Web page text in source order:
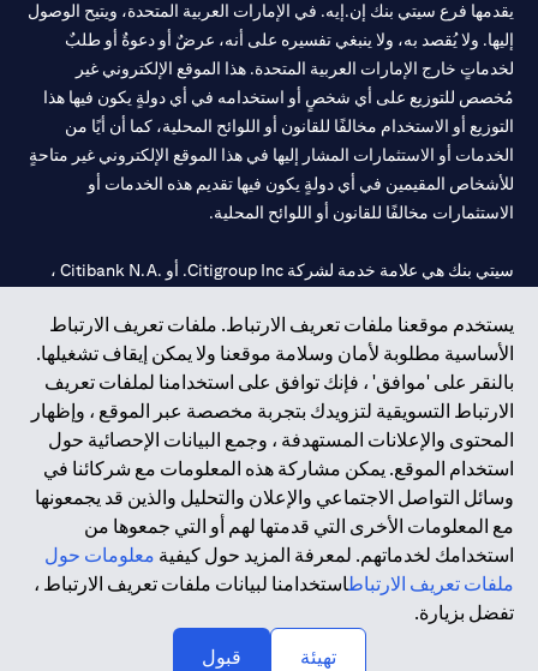
يستخدم موقعنا ملفات تعريف الارتباط. ملفات تعريف الارتباط
الأساسية مطلوبة لأمان وسلامة موقعنا ولا يمكن إيقاف تشغيلها.
بالنقر على 'موافق' ، فإنك توافق على استخدامنا لملفات تعريف
الارتباط التسويقية لتزويدك بتجربة مخصصة عبر الموقع ، وإظهار
المحتوى والإعلانات المستهدفة ، وجمع البيانات الإحصائية حول
استخدام الموقع. يمكن مشاركة هذه المعلومات مع شركائنا في
وسائل التواصل الاجتماعي والإعلان والتحليل والذين قد يجمعونها
مع المعلومات الأخرى التي قدمتها لهم أو التي جمعوها من
استخدامك لخدماتهم. لمعرفة المزيد حول كيفية معلومات حول
ملفات تعريف الارتباطاستخدامنا لبيانات ملفات تعريف الارتباط ،
تفضل بزيارة.
تهيئة
قبول
يقدمها فرع سيتي بنك إن.إيه. في الإمارات العربية المتحدة، ويتيح الوصول
إليها. ولا يُقصد به، ولا ينبغي تفسيره على أنه، عرضٌ أو دعوةٌ أو طلبٌ
لخدماتٍ خارج الإمارات العربية المتحدة. هذا الموقع الإلكتروني غير
مُخصص للتوزيع على أي شخصٍ أو استخدامه في أي دولةٍ يكون فيها هذا
التوزيع أو الاستخدام مخالفًا للقانون أو اللوائح المحلية، كما أن أيًا من
الخدمات أو الاستثمارات المشار إليها في هذا الموقع الإلكتروني غير متاحةٍ
للأشخاص المقيمين في أي دولةٍ يكون فيها تقديم هذه الخدمات أو
الاستثمارات مخالفًا للقانون أو اللوائح المحلية.
سيتي بنك هي علامة خدمة لشركة Citigroup Inc. أو .Citibank N.A ،
سيتي بنك إن. إيه. الإمارات مسجل لدى مصرف الإمارات المركزي تحت
أرقام التراخيص 202563 لفرع الوصل في دبي، 531989 لفرع مول
الإمارات في دبي، وCN-1002019لفرع أبوظبي. هاتف: 4000 311 04.
فرع سيتي بنك إن إيه - الإمارات العربية المتحدة مرخص من مصرف
الإمارات العربية المتحدة المركزي كفرع لبنك أجنبي.
سيتي بنك إن إيه الإمارات العربية المتحدة مرخص من هيئة الأوراق المالية
والسلع في الإمارات العربية المتحدة ("SCA") للقيام بالنشاط المالي لـ أ)
الاستشارات المالية والتعريف والترويج بموجب ترخيص رقم
20200000097 ب) وسيط تداول في الأسواق الدولية بموجب ترخيص